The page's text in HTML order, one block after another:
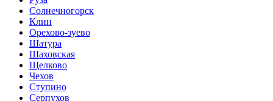
Солнечногорск
Клин
Орехово-зуево
Шатура
Шаховская
Щелково
Чехов
Ступино
Серпухов